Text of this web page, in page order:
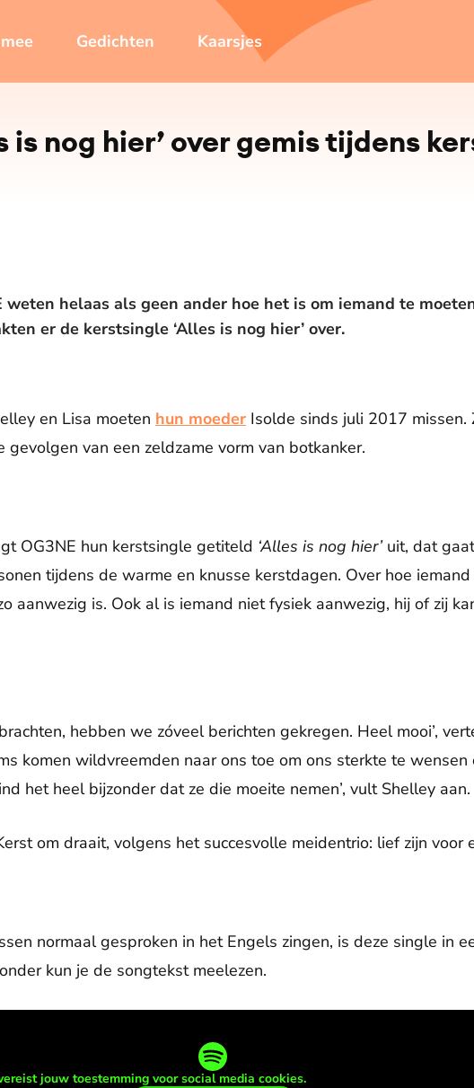
Gedichten Kaarsjes
is nog hier’ over gemis tijdens
weten helaas als geen ander hoe het is om iemand te
er de kerstsingle ‘Alles is nog hier’ over.
en Lisa moeten hun moeder Isolde sinds juli 2017 missen.
van een zeldzame vorm van botkanker.
OG3NE hun kerstsingle getiteld ‘Alles is nog hier’uit, dat
tijdens de warme en knusse kerstdagen. Over hoe
aanwezig is. Ook al is iemand niet fysiek aanwezig, hij of zij
hebben we zóveel berichten gekregen. Heel mooi’,
komen wildvreemden naar ons toe om ons sterkte te
het heel bijzonder dat ze die moeite nemen’, vult Shelley aan.
om draait, volgens het succesvolle meidentrio: lief zijn voor
normaal gesproken in het Engels zingen, is deze single in
kun je de songtekst meelezen.
jouw toestemming voor social media cookies.